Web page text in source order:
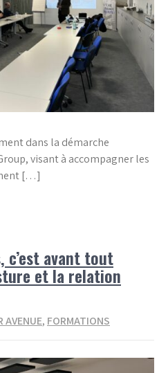
dans la démarche
visant à accompagner les
[…]
c’est avant tout
et la relation
AVENUE, FORMATIONS